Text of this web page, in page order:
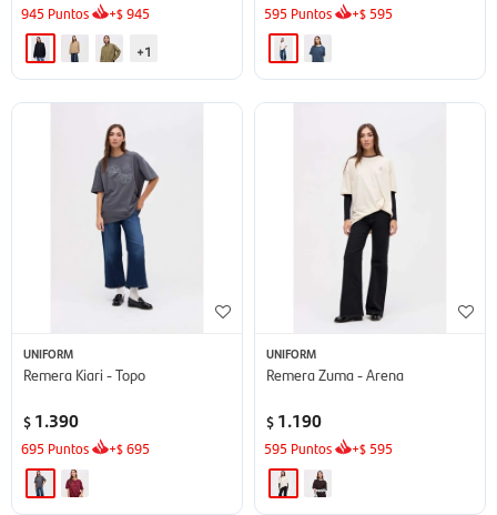
945 Puntos +$945
+1
595 Puntos +$ 595
UNIFORM
Remera Kiari - Topo
$ 1.390
695 Puntos +$695
UNIFORM
Remera Zuma - Arena
$ 1.190
595 Puntos +$ 595